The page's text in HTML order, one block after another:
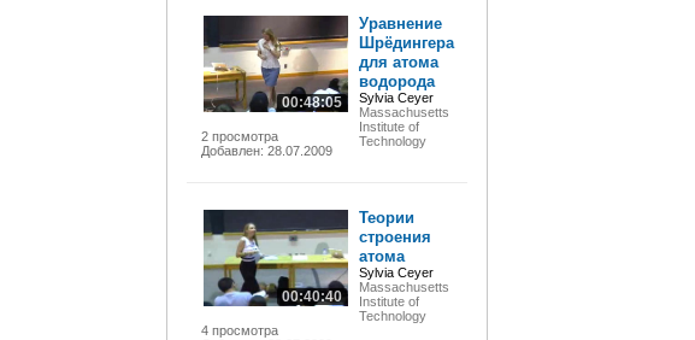
00:48:05
2 просмотра
Добавлен: 28.07.2009
Уравнение
Шрёдингера
для атома
водорода
Sylvia Ceyer
Massachusetts
Institute of
Technology
00:40:40
4 просмотра
Теории
строения
атома
Sylvia Ceyer
Massachusetts
Institute of
Technology